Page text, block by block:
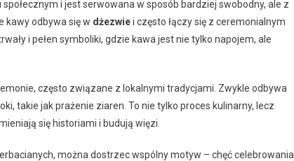
i jest serwowana w sposób bardziej swobodny, ale z
kawy odbywa się w dżezwiei często łączy się z ceremonialnym
i pełen symboliki, gdzie kawa jest nie tylko napojem, ale
często związane z lokalnymi tradycjami. Zwykle odbywa
takie jak prażenie ziaren. To nie tylko proces kulinarny, lecz
się historiami i budują więzi.
można dostrzec wspólny motyw – chęć celebrowania